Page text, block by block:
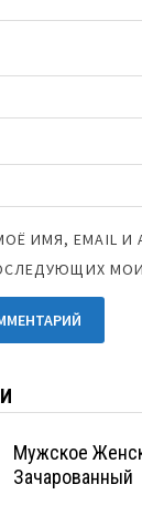
ИМЯ, EMAIL И
Мужское
Зачарованный